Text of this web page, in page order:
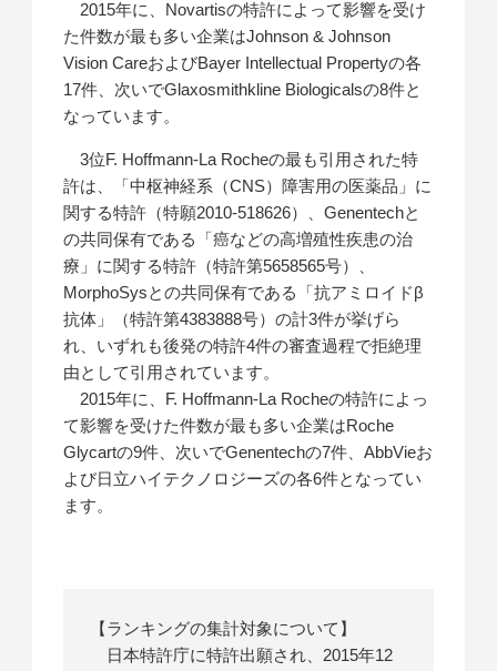
2015年に、Novartisの特許によって影響を受け
た件数が最も多い企業はJohnson & Johnson
Vision CareおよびBayer Intellectual Propertyの各
17件、次いでGlaxosmithkline Biologicalsの8件と
なっています。
3位F. Hoffmann-La Rocheの最も引用された特
許は、「中枢神経系（CNS）障害用の医薬品」に
関する特許（特願2010-518626）、Genentechと
の共同保有である「癌などの高増殖性疾患の治
療」に関する特許（特許第5658565号）、
MorphoSysとの共同保有である「抗アミロイドβ
抗体」（特許第4383888号）の計3件が挙げら
れ、いずれも後発の特許4件の審査過程で拒絶理
由として引用されています。
2015年に、F. Hoffmann-La Rocheの特許によっ
て影響を受けた件数が最も多い企業はRoche
Glycartの9件、次いでGenentechの7件、AbbVieお
よび日立ハイテクノロジーズの各6件となってい
ます。
【ランキングの集計対象について】
日本特許庁に特許出願され、2015年12